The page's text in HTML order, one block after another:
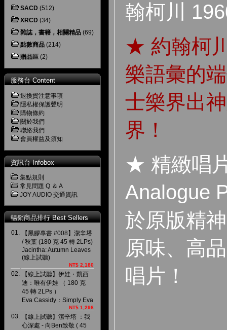
SACD (512)
XRCD (34)
雜誌，書籍，相關精品 (69)
點數商品 (214)
贈品區 (2)
服務台 Content
退換貨注意事項
隱私權保護聲明
購物條約
關於我們
聯絡我們
會員權益及須知
資訊台 Infobox
集點規則
常見問題 Q ＆ A
JOY AUDIO 交通資訊
暢銷商品排行 Best Sellers
01.
【黑膠專書 #008】潔辛塔
/ 秋葉 (180 克 45 轉 2LPs)
Jacintha: Autumn Leaves
(線上試聽)
NT$ 2,180
02.
【線上試聽】伊娃・凱西
迪：唯有伊娃 （ 180 克
45 轉 2LPs ）
Eva Cassidy：Simply Eva
NT$ 1,298
03.
【線上試聽】潔辛塔 ：我
心深處 - 向Ben致敬 ( 45
翰柯川
★ 約翰柯
樂語彙的
士樂界出
界！
★ 精緻唱
Analogue
於原版精
原味、高
唱片！